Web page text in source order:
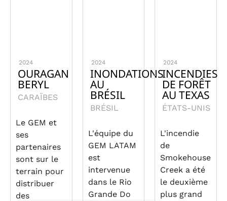
2024
OURAGAN
BERYL
CARAÏBES
Le GEM et
ses
partenaires
sont sur le
terrain pour
distribuer
des
2024
INONDATIONS
AU
BRÉSIL
BRÉSIL
L'équipe du
GEM LATAM
est
intervenue
dans le Rio
Grande Do
2024
INCENDIES
DE FORÊT
AU TEXAS
ÉTATS-UNIS
L'incendie
de
Smokehouse
Creek a été
le deuxième
plus grand